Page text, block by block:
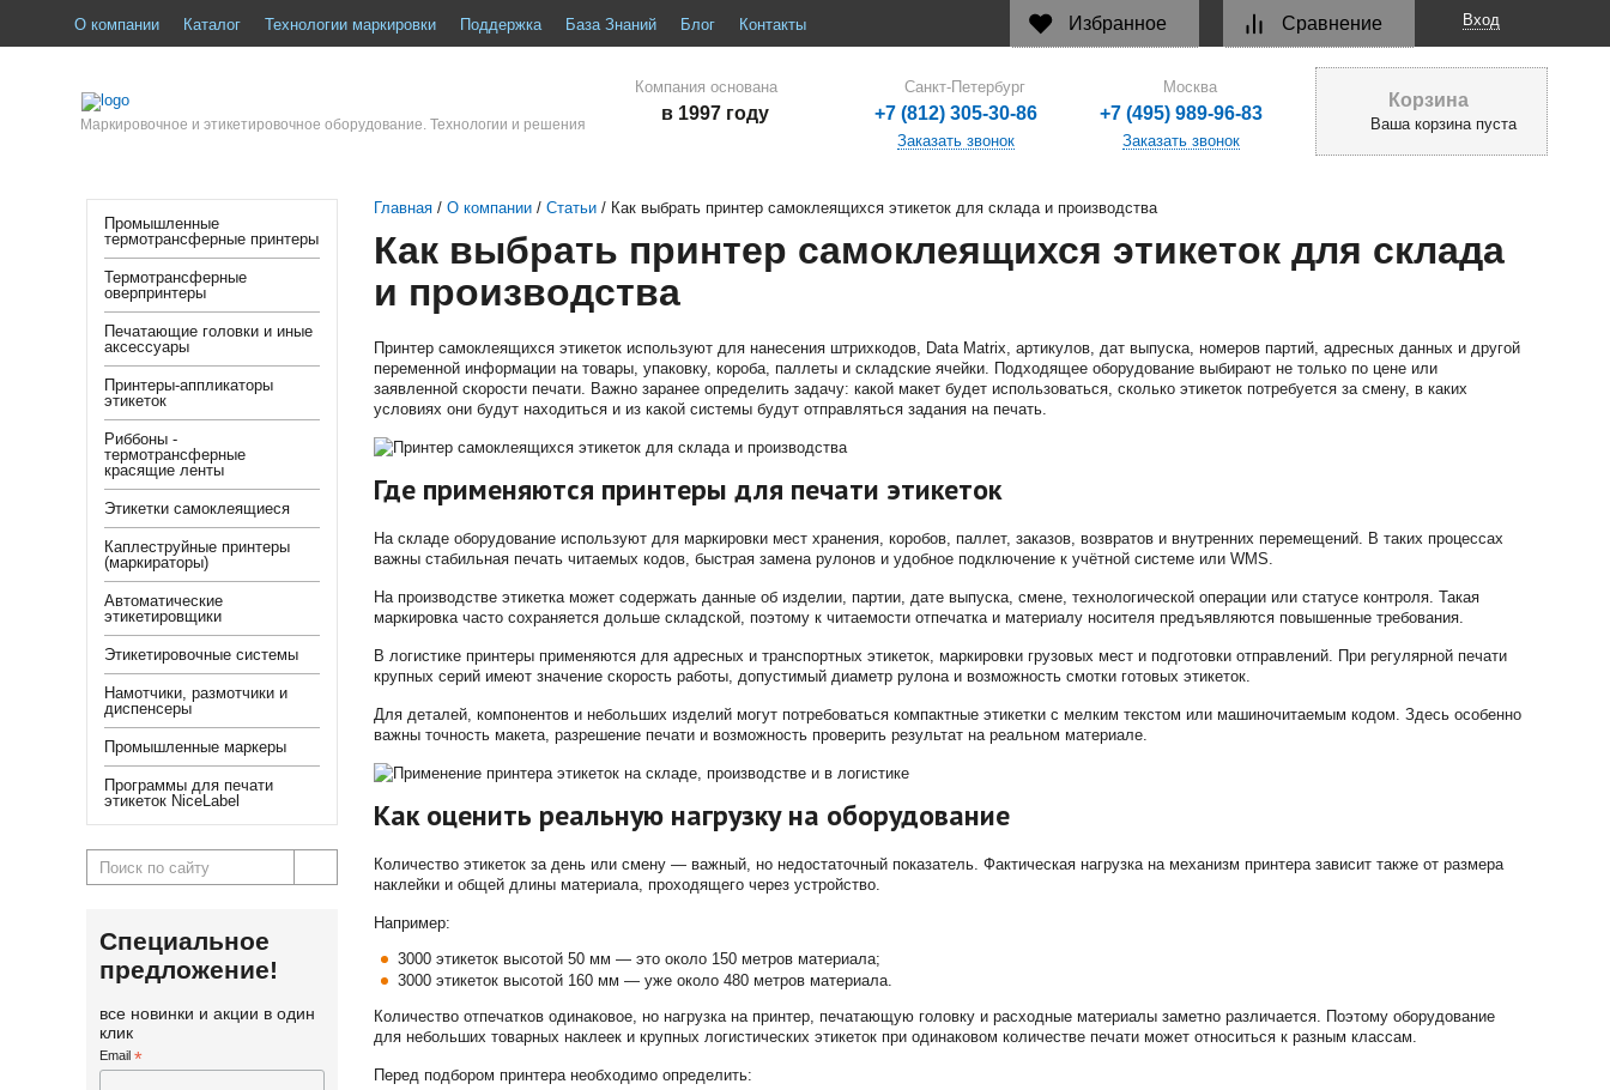
О компании Каталог Технологии маркировки Поддержка База Знаний Блог Контакты Вход
Сравнение
Избранное
Маркировочное и этикетировочное оборудование. Технологии и решения
Корзина
Ваша корзина пуста
Компания основана
в 1997 году
Москва
+7 (495) 989-96-83
Заказать звонок
Санкт-Петербург
+7 (812) 305-30-86
Заказать звонок
Промышленные
термотрансферные принтеры
Термотрансферные
оверпринтеры
Печатающие головки и иные
аксессуары
Принтеры-аппликаторы
этикеток
Риббоны -
термотрансферные
красящие ленты
Этикетки самоклеящиеся
Каплеструйные принтеры
(маркираторы)
Автоматические
этикетировщики
Этикетировочные системы
Намотчики, размотчики и
диспенсеры
Промышленные маркеры
Программы для печати
этикеток NiceLabel
Специальное
предложение!
все новинки и акции в один
клик
Email *
Главная / О компании / Статьи / Как выбрать принтер самоклеящихся этикеток для склада и производства
Как выбрать принтер самоклеящихся этикеток для склада
и производства
Принтер самоклеящихся этикеток используют для нанесения штрихкодов, Data Matrix, артикулов, дат выпуска, номеров партий, адресных данных и другой
переменной информации на товары, упаковку, короба, паллеты и складские ячейки. Подходящее оборудование выбирают не только по цене или
заявленной скорости печати. Важно заранее определить задачу: какой макет будет использоваться, сколько этикеток потребуется за смену, в каких
условиях они будут находиться и из какой системы будут отправляться задания на печать.
Где применяются принтеры для печати этикеток
На складе оборудование используют для маркировки мест хранения, коробов, паллет, заказов, возвратов и внутренних перемещений. В таких процессах
важны стабильная печать читаемых кодов, быстрая замена рулонов и удобное подключение к учётной системе или WMS.
На производстве этикетка может содержать данные об изделии, партии, дате выпуска, смене, технологической операции или статусе контроля. Такая
маркировка часто сохраняется дольше складской, поэтому к читаемости отпечатка и материалу носителя предъявляются повышенные требования.
В логистике принтеры применяются для адресных и транспортных этикеток, маркировки грузовых мест и подготовки отправлений. При регулярной печати
крупных серий имеют значение скорость работы, допустимый диаметр рулона и возможность смотки готовых этикеток.
Для деталей, компонентов и небольших изделий могут потребоваться компактные этикетки с мелким текстом или машиночитаемым кодом. Здесь особенно
важны точность макета, разрешение печати и возможность проверить результат на реальном материале.
Как оценить реальную нагрузку на оборудование
Количество этикеток за день или смену — важный, но недостаточный показатель. Фактическая нагрузка на механизм принтера зависит также от размера
наклейки и общей длины материала, проходящего через устройство.
Например:
3000 этикеток высотой 50 мм — это около 150 метров материала;
3000 этикеток высотой 160 мм — уже около 480 метров материала.
Количество отпечатков одинаковое, но нагрузка на принтер, печатающую головку и расходные материалы заметно различается. Поэтому оборудование
для небольших товарных наклеек и крупных логистических этикеток при одинаковом количестве печати может относиться к разным классам.
Перед подбором принтера необходимо определить: